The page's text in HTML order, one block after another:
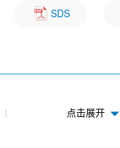
SDS
点击展开